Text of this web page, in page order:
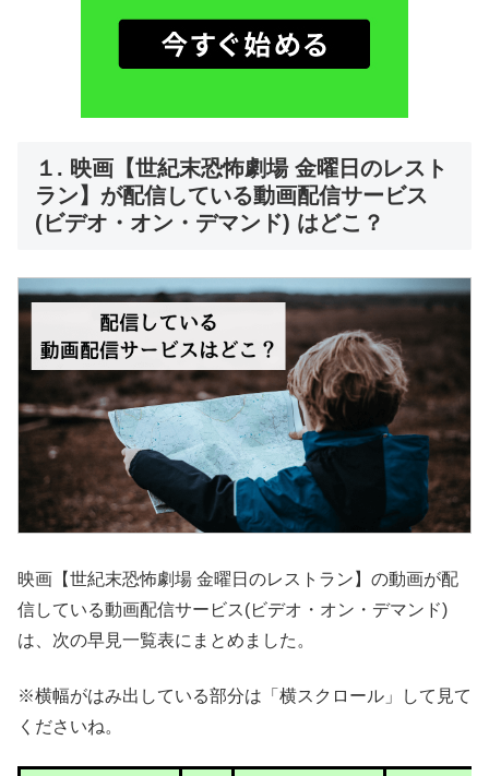
１. 映画【世紀末恐怖劇場 金曜日のレスト
ラン】が配信している動画配信サービス
(ビデオ・オン・デマンド) はどこ？
映画【世紀末恐怖劇場 金曜日のレストラン】の動画が配
信している動画配信サービス(ビデオ・オン・デマンド)
は、次の早見一覧表にまとめました。
※横幅がはみ出している部分は「横スクロール」して見て
くださいね。